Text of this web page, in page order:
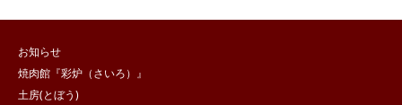
お知らせ
焼肉館『彩炉（さいろ）』
土房(とぼう)